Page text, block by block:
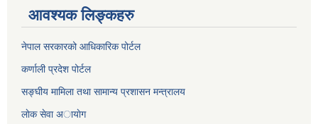
आवश्यक लिङ्कहरु
नेपाल सरकारको आधिकारिक पोर्टल
कर्णाली प्रदेश पोर्टल
सङ्घीय मामिला तथा सामान्य प्रशासन मन्त्रालय
लाेक सेवा अायाेग